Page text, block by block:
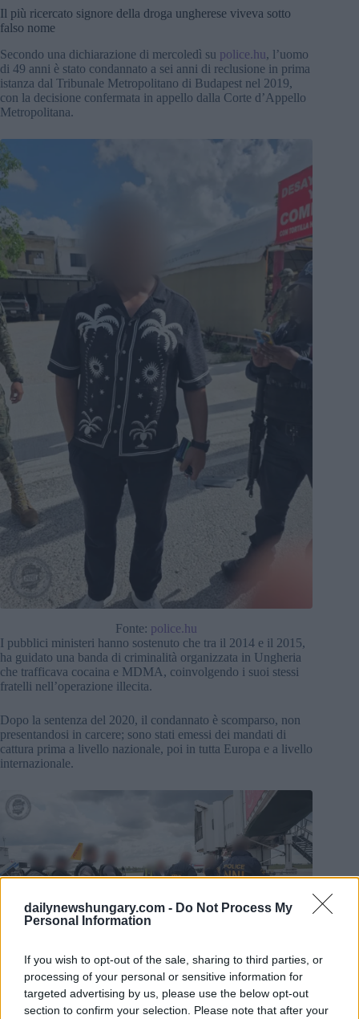
dailynewshungary.com - Do Not Process My
Personal Information
If you wish to opt-out of the sale, sharing to third parties, or
processing of your personal or sensitive information for
targeted advertising by us, please use the below opt-out
section to confirm your selection. Please note that after your
Il più ricercato signore della droga ungherese viveva sotto
falso nome
Secondo una dichiarazione di mercoledì su police.hu, l’uomo
di 49 anni è stato condannato a sei anni di reclusione in prima
istanza dal Tribunale Metropolitano di Budapest nel 2019,
con la decisione confermata in appello dalla Corte d’Appello
Metropolitana.
Fonte: police.hu
I pubblici ministeri hanno sostenuto che tra il 2014 e il 2015,
ha guidato una banda di criminalità organizzata in Ungheria
che trafficava cocaina e MDMA, coinvolgendo i suoi stessi
fratelli nell’operazione illecita.
Dopo la sentenza del 2020, il condannato è scomparso, non
presentandosi in carcere; sono stati emessi dei mandati di
cattura prima a livello nazionale, poi in tutta Europa e a livello
internazionale.